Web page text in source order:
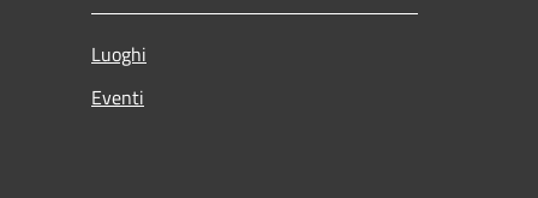
Luoghi
Eventi